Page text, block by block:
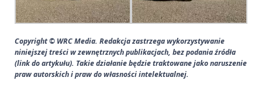
Copyright © WRC Media. Redakcja zastrzega wykorzystywanie
niniejszej treści w zewnętrznych publikacjach, bez podania źródła
(link do artykułu). Takie działanie będzie traktowane jako naruszenie
praw autorskich i praw do własności intelektualnej.